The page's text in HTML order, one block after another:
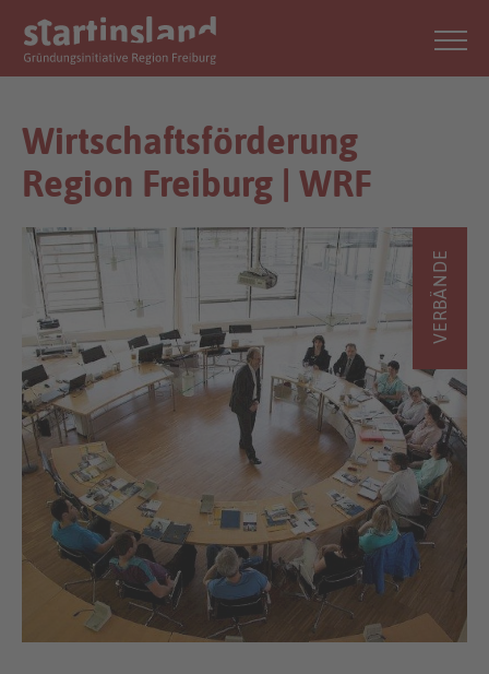
Wirtschaftsförderung
Region Freiburg | WRF
VERBÄNDE